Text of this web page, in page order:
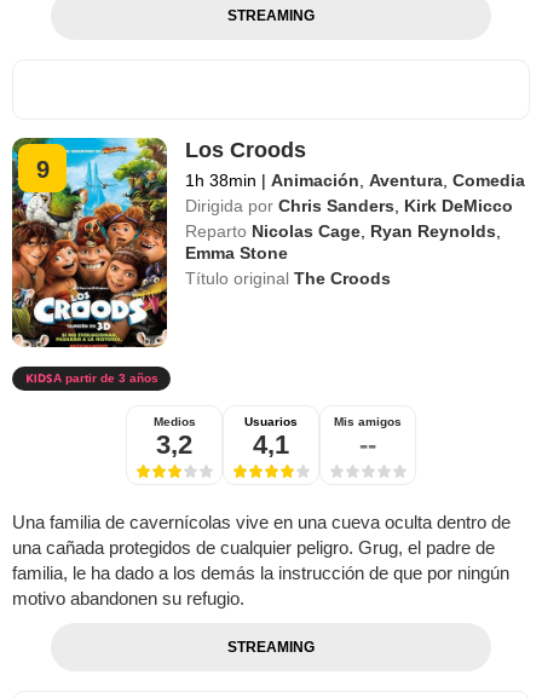
STREAMING
9
Los Croods
1h 38min | Animación ,Aventura ,Comedia
Dirigida por Chris Sanders
Kirk DeMicco
Reparto Nicolas Cage Ryan Reynolds
Emma Stone
Título originalThe Croods
A partir de 3 años
Medios
3,2
Usuarios
4,1
Mis amigos
--
Una familia de cavernícolas vive en una cueva oculta dentro de
una cañada protegidos de cualquier peligro. Grug, el padre de
familia, le ha dado a los demás la instrucción de que por ningún
motivo abandonen su refugio.
STREAMING